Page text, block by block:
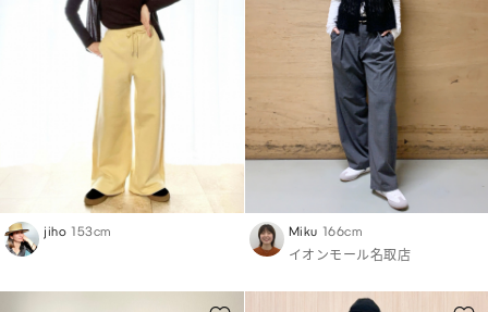
jiho 153cm Miku 166cm
イオンモール名取店